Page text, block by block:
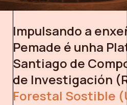
Impulsando a
Pemade é unha
Santiago de
de Investigación
Forestal Sostible